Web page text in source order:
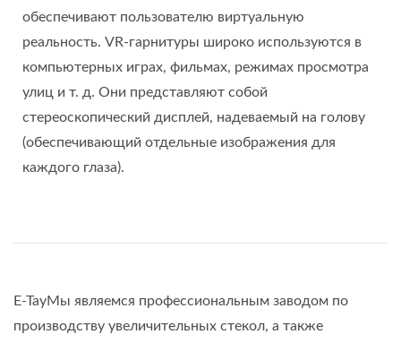
обеспечивают пользователю виртуальную
реальность. VR-гарнитуры широко используются в
компьютерных играх, фильмах, режимах просмотра
улиц и т. д. Они представляют собой
стереоскопический дисплей, надеваемый на голову
(обеспечивающий отдельные изображения для
каждого глаза).
E-TayМы являемся профессиональным заводом по
производству увеличительных стекол, а также